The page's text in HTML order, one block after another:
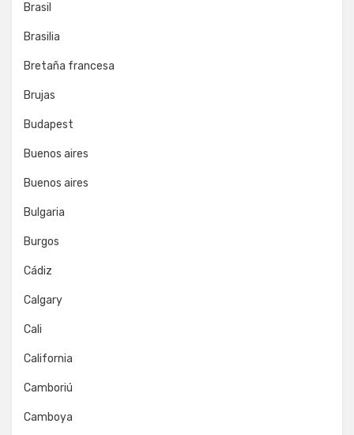
Brasil
Brasilia
Bretaña francesa
Brujas
Budapest
Buenos aires
Buenos aires
Bulgaria
Burgos
Cádiz
Calgary
Cali
California
Camboriú
Camboya